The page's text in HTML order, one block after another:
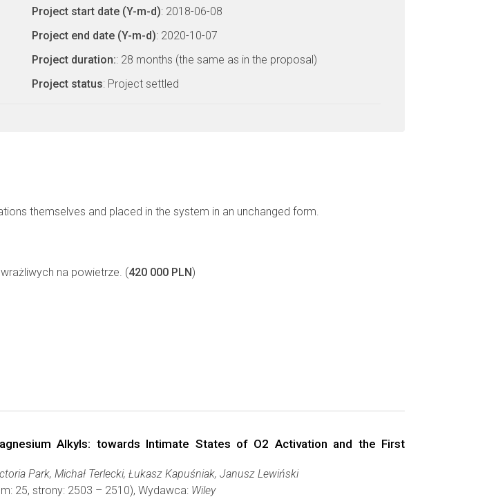
Project start date (Y-m-d): 2018-06-08
Project end date (Y-m-d): 2020-10-07
Project duration:: 28 months (the same as in the proposal)
Project status: Project settled
themselves and placed in the system in an unchanged form.
na powietrze. (420 000 PLN)
Alkyls: towards Intimate States of O2 Activation and the First
Park, Michał Terlecki, Łukasz Kapuśniak, Janusz Lewiński
25, strony: 2503 – 2510), Wydawca: Wiley